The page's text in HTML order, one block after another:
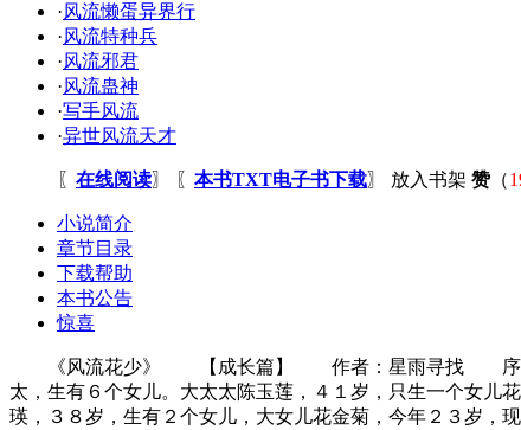
·风流懒蛋异界行
·风流特种兵
·风流邪君
·风流蛊神
·写手风流
·异世风流天才
〖 在线阅读〗 〖 本书TXT电子书下载〗 放入书架 赞（
小说简介
章节目录
下载帮助
本书公告
惊喜
《风流花少》 【成长篇】 作者：星雨寻找 序章◆
太，生有６个女儿。大太太陈玉莲，４１岁，只生一个女
瑛，３８岁，生有２个女儿，大女儿花金菊，今年２３岁，